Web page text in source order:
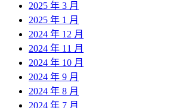
2025 年 3 月
2025 年 1 月
2024 年 12 月
2024 年 11 月
2024 年 10 月
2024 年 9 月
2024 年 8 月
2024 年 7 月